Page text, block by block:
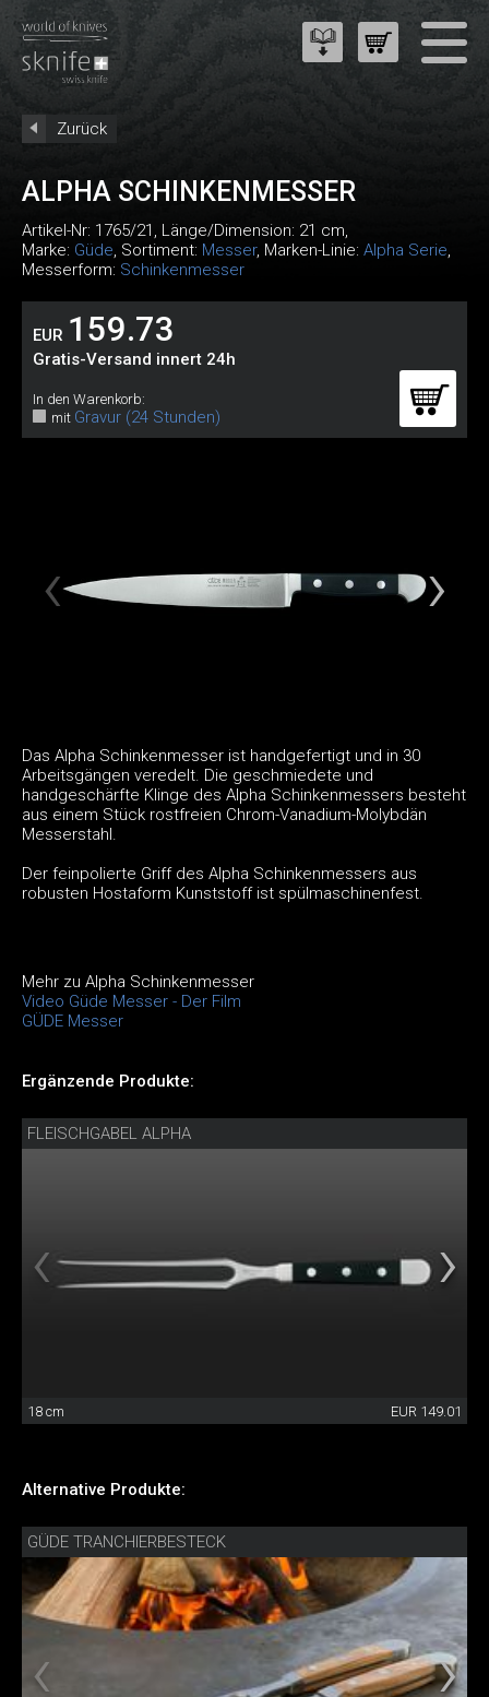
Zurück
ALPHA SCHINKENMESSER
Artikel-Nr: 1765/21 , Länge/Dimension: 21 cm,
Marke: Güde, Sortiment: Messer, Marken-Linie: Alpha Serie,
Messerform: Schinkenmesser
EUR 159.73
Gratis-Versand innert 24h
In den Warenkorb:
mit Gravur (24 Stunden)
Das Alpha Schinkenmesser ist handgefertigt und in 30
Arbeitsgängen veredelt. Die geschmiedete und
handgeschärfte Klinge des Alpha Schinkenmessers besteht
aus einem Stück rostfreien Chrom-Vanadium-Molybdän
Messerstahl.
Der feinpolierte Griff des Alpha Schinkenmessers aus
robusten Hostaform Kunststoff ist spülmaschinenfest.
Mehr zu Alpha Schinkenmesser
Video Güde Messer - Der Film
GÜDE Messer
Ergänzende Produkte:
FLEISCHGABEL ALPHA
18 cm EUR 149.01
Alternative Produkte:
GÜDE TRANCHIERBESTECK